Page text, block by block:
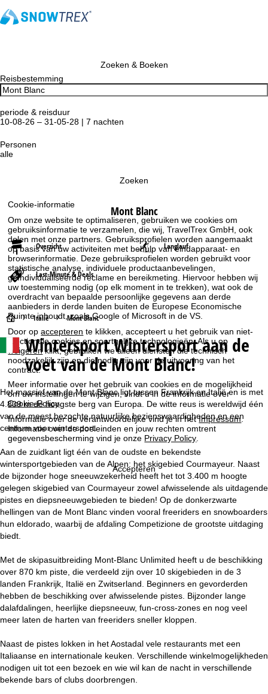
Cookie-informatie
Om onze website te optimaliseren, gebruiken we cookies om
gebruiksinformatie te verzamelen, die wij, TravelTrex GmbH, ook
delen met onze partners. Gebruiksprofielen worden aangemaakt
op basis van uw activiteiten met behulp van eindapparaat- en
browserinformatie. Deze gebruiksprofielen worden gebruikt voor
statistische analyse, individuele productaanbevelingen,
geïndividualiseerde reclame en bereikmeting. Hiervoor hebben wij
uw toestemming nodig (op elk moment in te trekken), wat ook de
overdracht van bepaalde persoonlijke gegevens aan derde
aanbieders in derde landen buiten de Europese Economische
Ruimte inhoudt, zoals Google of Microsoft in de VS.
Door opaccepteren te klikken, accepteert u het gebruik van niet-
functionele cookies en soortgelijke technologieën. Als u op
weigerenklikt, gebruiken we alleen diensten die technisch
noodzakelijk zijn en die nodig zijn voor de uitvoering van het
contract.
Meer informatie over het gebruik van cookies en de mogelijkheid
om uw instellingen te wijzigen, vindt u in de informatie over
Cookie-Policy.
Informatie over de verantwoordelijke vind je in hetImpressum.
Informatie over de doeleinden en jouw rechten omtrent
gegevensbescherming vind je onze Privacy Policy
Accepteren
Zoeken & Boeken
Reisbestemming
periode & reisduur
10-08-26 – 31-05-28 | 7 nachten
Personen
alle
Zoeken
Mont Blanc
Overzicht Langlauf
Last-Minute & Deals
S
t
a
r
t
p
a
g
i
n
a
Italië Mont Blanc
Wintersport Wintersport aan de
voet van de Mont Blanc!
Het massief van de Mont Blanc ligt tussen Frankrijk en Italië en is met
4.809 m de hoogste berg van Europa. De witte reus is wereldwijd één
van de meest bezochte natuurlijke bezienswaardigheden en een
centrum voor wintersport.
Aan de zuidkant ligt één van de oudste en bekendste
wintersportgebieden van de Alpen: het skigebied Courmayeur. Naast
de bijzonder hoge sneeuwzekerheid heeft het tot 3.400 m hoogte
gelegen skigebied van Courmayeur zowel afwisselende als uitdagende
pistes en diepsneeuwgebieden te bieden! Op de donkerzwarte
hellingen van de Mont Blanc vinden vooral freeriders en snowboarders
hun eldorado, waarbij de afdaling Competizione de grootste uitdaging
biedt.
Met de skipasuitbreiding Mont-Blanc Unlimited heeft u de beschikking
over 870 km piste, die verdeeld zijn over 10 skigebieden in de 3
landen Frankrijk, Italië en Zwitserland. Beginners en gevorderden
hebben de beschikking over afwisselende pistes. Bijzonder lange
dalafdalingen, heerlijke diepsneeuw, fun-cross-zones en nog veel
meer laten de harten van freeriders sneller kloppen.
Naast de pistes lokken in het Aostadal vele restaurants met een
Italiaanse en internationale keuken. Verschillende winkelmogelijkheden
nodigen uit tot een bezoek en wie wil kan de nacht in verschillende
bekende bars of clubs doorbrengen.